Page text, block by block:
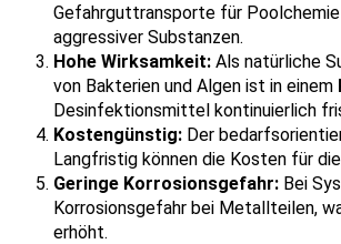
Gefahrguttransporte für
aggressiver Substanzen.
Hohe Wirksamkeit: Als natürliche
von Bakterien und Algen ist in einem
Desinfektionsmittel kontinuierlich
Kostengünstig: Der
Langfristig können die Kosten für
Geringe Korrosionsgefahr: Bei
Korrosionsgefahr bei Metallteilen,
erhöht.